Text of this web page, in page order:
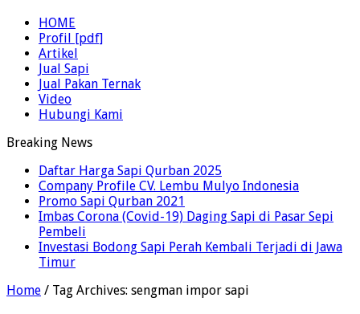
HOME
Profil [pdf]
Artikel
Jual Sapi
Jual Pakan Ternak
Video
Hubungi Kami
Breaking News
Daftar Harga Sapi Qurban 2025
Company Profile CV. Lembu Mulyo Indonesia
Promo Sapi Qurban 2021
Imbas Corona (Covid-19) Daging Sapi di Pasar Sepi
Pembeli
Investasi Bodong Sapi Perah Kembali Terjadi di Jawa
Timur
Home / Tag Archives: sengman impor sapi